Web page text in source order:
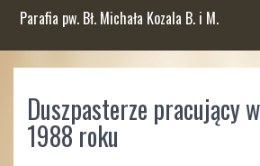
Parafia pw. Bł. Michała Kozala B. i M.
Duszpasterze pracujący
1988 roku